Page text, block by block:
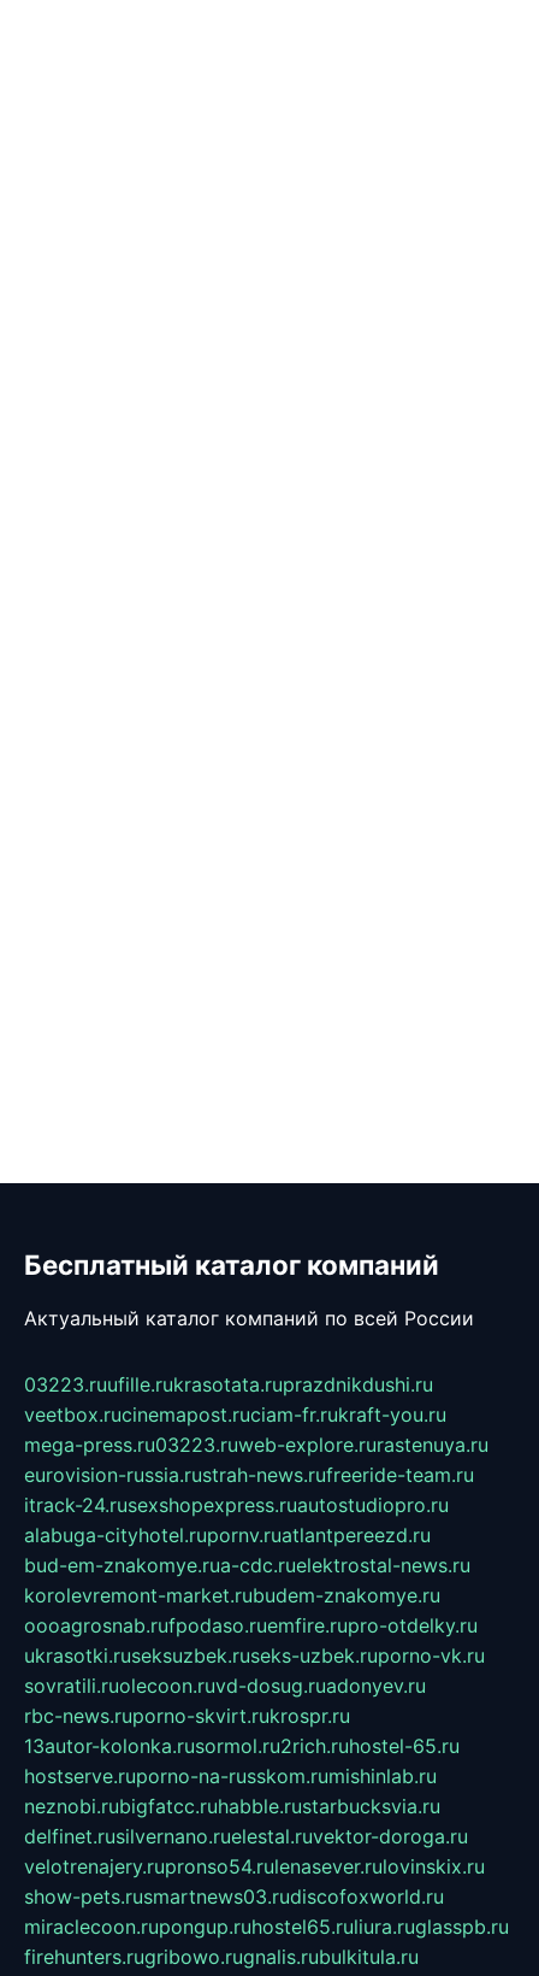
Бесплатный каталог компаний
Актуальный каталог компаний по всей России
03223.ruufille.rukrasotata.ruprazdnikdushi.ru
veetbox.rucinemapost.ruciam-fr.rukraft-you.ru
mega-press.ru03223.ruweb-explore.rurastenuya.ru
eurovision-russia.rustrah-news.rufreeride-team.ru
itrack-24.rusexshopexpress.ruautostudiopro.ru
alabuga-cityhotel.rupornv.ruatlantpereezd.ru
bud-em-znakomye.rua-cdc.ruelektrostal-news.ru
korolevremont-market.rubudem-znakomye.ru
oooagrosnab.rufpodaso.ruemfire.rupro-otdelky.ru
ukrasotki.ruseksuzbek.ruseks-uzbek.ruporno-vk.ru
sovratili.ruolecoon.ruvd-dosug.ruadonyev.ru
rbc-news.ruporno-skvirt.rukrospr.ru
13autor-kolonka.rusormol.ru2rich.ruhostel-65.ru
hostserve.ruporno-na-russkom.rumishinlab.ru
neznobi.rubigfatcc.ruhabble.rustarbucksvia.ru
delfinet.rusilvernano.ruelestal.ruvektor-doroga.ru
velotrenajery.rupronso54.rulenasever.rulovinskix.ru
show-pets.rusmartnews03.rudiscofoxworld.ru
miraclecoon.rupongup.ruhostel65.ruliura.ruglasspb.ru
firehunters.rugribowo.rugnalis.rubulkitula.ru